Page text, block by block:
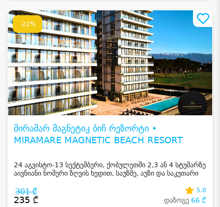
-22%
მირამარ მაგნეტიკ ბიჩ რეზორტი •
MIRAMARE MAGNETIC BEACH RESORT
24 აგვისტო-13 სექტემბერი, ქობულეთში 2,3 ან 4 სტუმარზე
აივნიანი ნომერი ზღვის ხედით, საუზმე, აუზი და საკუთარი
301 ₾
235 ₾
5.0
დაზოგე 66 ₾